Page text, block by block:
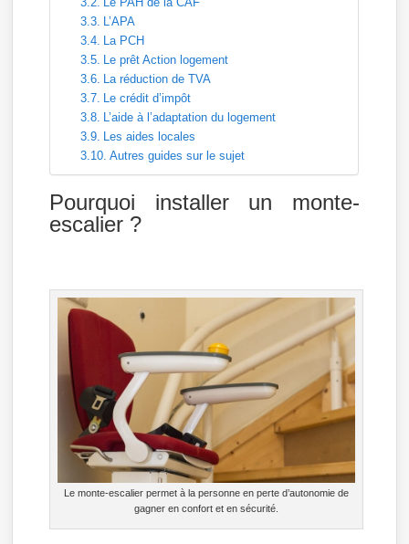
L’APA
La PCH
Le prêt Action logement
La réduction de TVA
Le crédit d’impôt
L’aide à l’adaptation du logement
Les aides locales
Autres guides sur le sujet
Pourquoi installer un monte-
escalier ?
Le monte-escalier permet à la personne en perte d’autonomie de
gagner en confort et en sécurité.